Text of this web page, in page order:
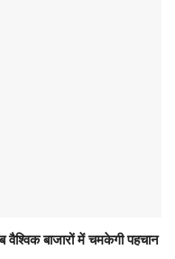
वैश्विक बाजारों में चमकेगी पहचान